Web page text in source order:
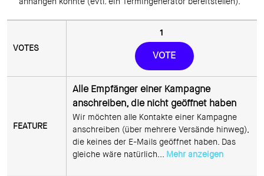
1
VOTE
Alle Empfänger einer Kampagne
anschreiben, die nicht geöffnet haben
Wir möchten alle Kontakte einer Kampagne
anschreiben (über mehrere Versände hinweg),
die keines der E-Mails geöffnet haben. Das
gleiche wäre natürlich... Mehr anzeigen